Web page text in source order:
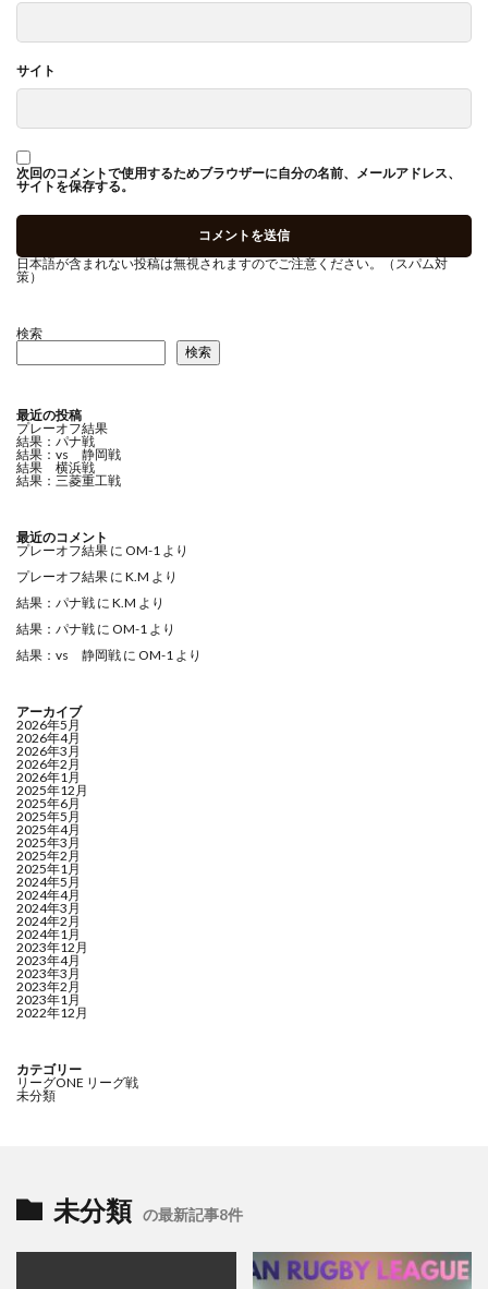
サイト
次回のコメントで使用するためブラウザーに自分の名前、メールアドレス、
サイトを保存する。
日本語が含まれない投稿は無視されますのでご注意ください。（スパム対
策）
検索
検索
最近の投稿
プレーオフ結果
結果：パナ戦
結果：vs 静岡戦
結果 横浜戦
結果：三菱重工戦
最近のコメント
プレーオフ結果 に OM-1 より
プレーオフ結果 に K.M より
結果：パナ戦 に K.M より
結果：パナ戦 に OM-1 より
結果：vs 静岡戦 に OM-1 より
アーカイブ
2026年5月
2026年4月
2026年3月
2026年2月
2026年1月
2025年12月
2025年6月
2025年5月
2025年4月
2025年3月
2025年2月
2025年1月
2024年5月
2024年4月
2024年3月
2024年2月
2024年1月
2023年12月
2023年4月
2023年3月
2023年2月
2023年1月
2022年12月
カテゴリー
リーグONE リーグ戦
未分類
未分類 の最新記事8件